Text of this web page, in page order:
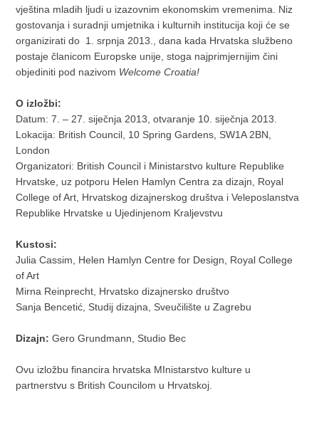
vještina mladih ljudi u izazovnim ekonomskim vremenima. Niz
gostovanja i suradnji umjetnika i kulturnih institucija koji će se
organizirati do 1. srpnja 2013., dana kada Hrvatska službeno
postaje članicom Europske unije, stoga najprimjernijim čini
objediniti pod nazivom Welcome Croatia!
O izložbi:
Datum: 7. – 27. siječnja 2013, otvaranje 10. siječnja 2013.
Lokacija: British Council, 10 Spring Gardens, SW1A 2BN,
London
Organizatori: British Council i Ministarstvo kulture Republike
Hrvatske, uz potporu Helen Hamlyn Centra za dizajn, Royal
College of Art, Hrvatskog dizajnerskog društva i Veleposlanstva
Republike Hrvatske u Ujedinjenom Kraljevstvu
Kustosi:
Julia Cassim, Helen Hamlyn Centre for Design, Royal College
of Art
Mirna Reinprecht, Hrvatsko dizajnersko društvo
Sanja Bencetić, Studij dizajna, Sveučilište u Zagrebu
Dizajn: Gero Grundmann, Studio Bec
Ovu izložbu financira hrvatska MInistarstvo kulture u
partnerstvu s British Councilom u Hrvatskoj.